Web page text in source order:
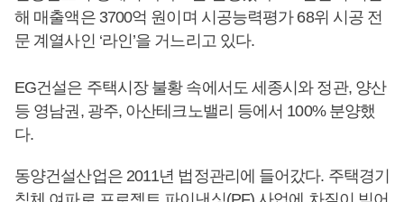
해 매출액은 3700억 원이며 시공능력평가 68위 시공 전
문 계열사인 ‘라인’을 거느리고 있다.
EG건설은 주택시장 불황 속에서도 세종시와 정관, 양산
등 영남권, 광주, 아산테크노밸리 등에서 100% 분양했
다.
동양건설산업은 2011년 법정관리에 들어갔다. 주택경기